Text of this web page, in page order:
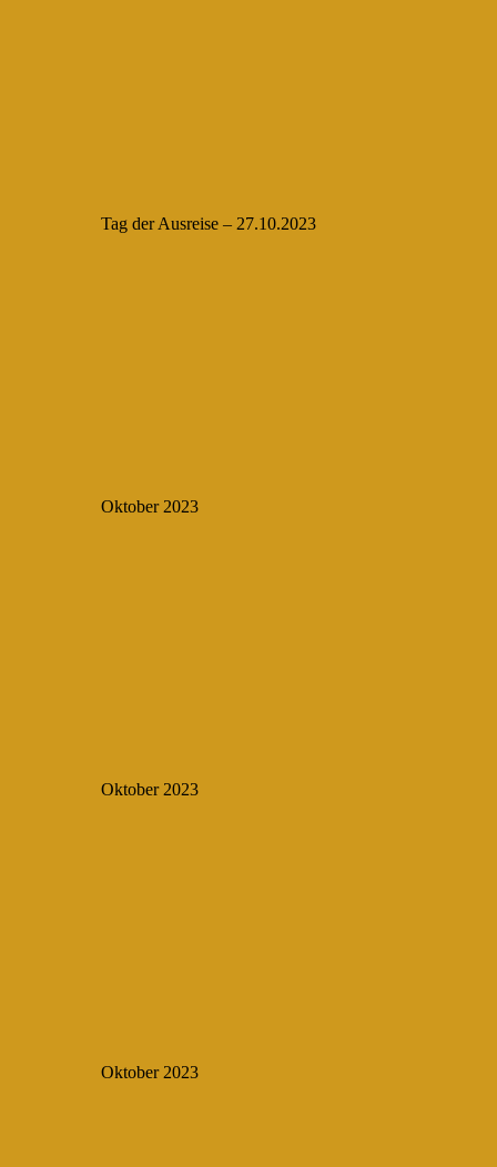
Tag der Ausreise – 27.10.2023
Oktober 2023
Oktober 2023
Oktober 2023